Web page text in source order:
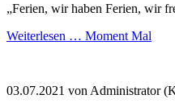
„Ferien, wir haben Ferien, wir
Weiterlesen … Moment Mal
03.07.2021 von Administrator